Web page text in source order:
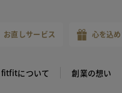
お直しサービス 心を込
fitfitについて 創業の想い